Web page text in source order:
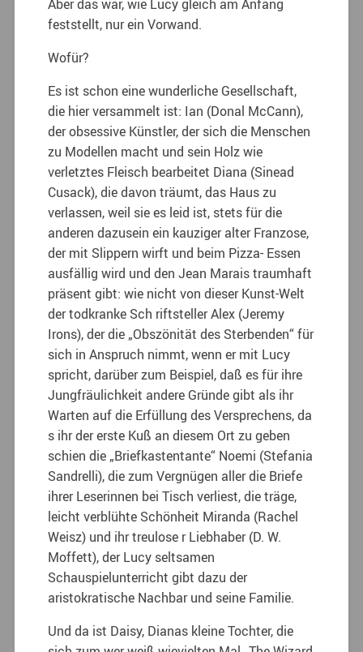
Aber das war, wie Lucy gleich am Anfang
feststellt, nur ein Vorwand.
Wofür?
Es ist schon eine wunderliche Gesellschaft,
die hier versammelt ist: Ian (Donal McCann),
der obsessive Künstler, der sich die Menschen
zu Modellen macht und sein Holz wie
verletztes Fleisch bearbeitet Diana (Sinead
Cusack), die davon träumt, das Haus zu
verlassen, weil sie es leid ist, stets für die
anderen dazusein ein kauziger alter Franzose,
der mit Slippern wirft und beim Pizza- Essen
ausfällig wird und den Jean Marais traumhaft
präsent gibt: wie nicht von dieser Kunst-Welt
der todkranke Sch riftsteller Alex (Jeremy
Irons), der die „Obszönität des Sterbenden“ für
sich in Anspruch nimmt, wenn er mit Lucy
spricht, darüber zum Beispiel, daß es für ihre
Jungfräulichkeit andere Gründe gibt als ihr
Warten auf die Erfüllung des Versprechens, da
s ihr der erste Kuß an diesem Ort zu geben
schien die „Briefkastentante“ Noemi (Stefania
Sandrelli), die zum Vergnügen aller die Briefe
ihrer Leserinnen bei Tisch verliest, die träge,
leicht verblühte Schönheit Miranda (Rachel
Weisz) und ihr treulose r Liebhaber (D. W.
Moffett), der Lucy seltsamen
Schauspielunterricht gibt dazu der
aristokratische Nachbar und seine Familie.
Und da ist Daisy, Dianas kleine Tochter, die